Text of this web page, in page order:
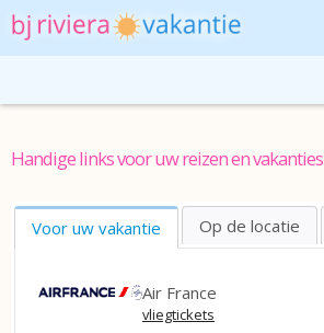
HET ZUIDEN VAN FRANKRIJK
RESERVEREN
Handige links voor uw reizen en vakanties
Voor uw vakantie op de locatie
Air France
vliegtickets